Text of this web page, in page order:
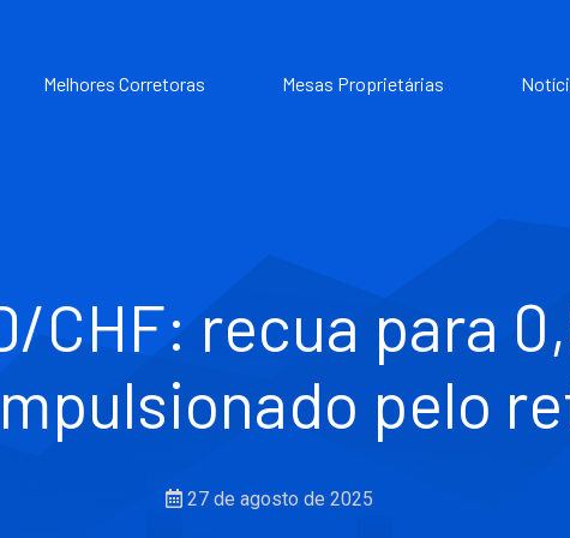
Melhores Corretoras Mesas Proprietárias
CHF: recua para
pelo
27 de agosto de 2025